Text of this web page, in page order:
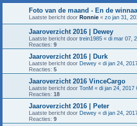
Foto van de maand - En de
Laatste bericht door Ronnie « zo jan 31,
Jaaroverzicht 2016 | Dewey
Laatste bericht door trein1985 « di mar 07,
Reacties: 9
Jaaroverzicht 2016 | Durk
Laatste bericht door Dewey « di jan 24,
Reacties: 5
Jaaroverzicht 2016 VinceCargo
Laatste bericht door TonM « di jan 24, 2017
Reacties: 18
Jaaroverzicht 2016 | Peter
Laatste bericht door Dewey « di jan 24,
Reacties: 9